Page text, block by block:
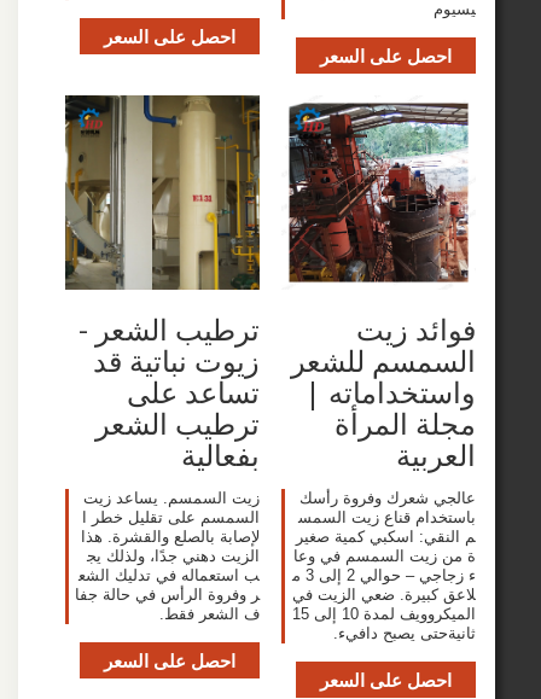
على السعر
احصل على السعر
زيت
للشعر
|
المرأة
شعرك وفروة رأسك
قناع زيت السمس
اسكبي كمية صغير
السمسم في وعا
ء زجاجي – حوالي 2 إلى 3 م
ضعي الزيت في
الميكروويف لمدة 10 إلى 15
يصبح دافيء.
على السعر
ترطيب الشعر -
زيوت نباتية قد
تساعد على
ترطيب الشعر
بفعالية
زيت السمسم. يساعد زيت
السمسم على تقليل خطر ا
لإصابة بالصلع والقشرة. هذا
الزيت دهني جدًا، ولذلك يج
ب استعماله في تدليك الشع
ر وفروة الرأس في حالة جفا
ف الشعر فقط.
احصل على السعر